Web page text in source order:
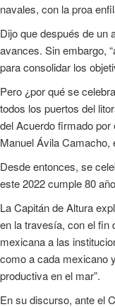
navales, con la proa
Dijo que después de un
avances. Sin embargo,
para consolidar los
Pero ¿por qué se
todos los puertos del
del Acuerdo firmado
Manuel Ávila Camacho,
Desde entonces, se
este 2022 cumple 80
La Capitán de Altura
en la travesía, con el fin
mexicana a las
como a cada mexicano
productiva en el mar”.
En su discurso, ante el